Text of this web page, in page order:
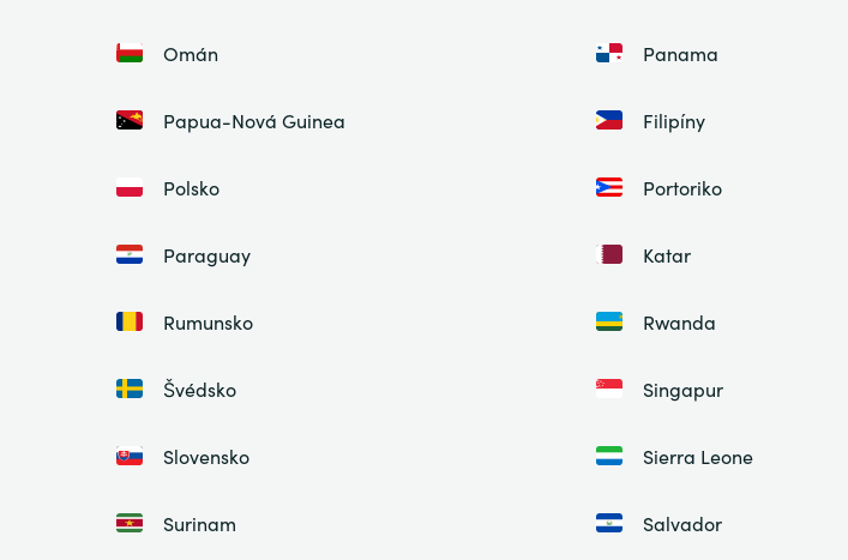
Omán Panama
Papua-Nová Guinea Filipíny
Polsko Portoriko
Paraguay Katar
Rumunsko Rwanda
Švédsko Singapur
Slovensko Sierra Leone
Surinam Salvador